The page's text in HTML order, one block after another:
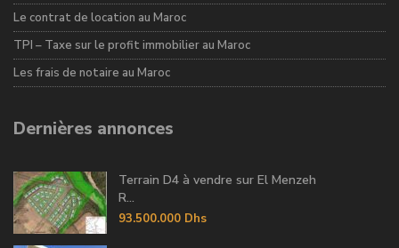
Le contrat de location au Maroc
TPI – Taxe sur le profit immobilier au Maroc
Les frais de notaire au Maroc
Dernières annonces
Terrain D4 à vendre sur El Menzeh
R...
93.500.000 Dhs